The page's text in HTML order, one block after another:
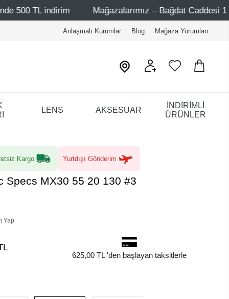
Mağazalarımız – Bağdat Caddesi 1 - Bağdat
Anlaşmalı Kurumlar Blog Mağaza Yorumları
LENS AKSESUAR
İNDİRİMLİ
ÜRÜNLER
Kargo Yurtdışı Gönderim
Specs MX30 55 20 130 #3
Yap
625,00 TL 'den başlayan taksitlerle